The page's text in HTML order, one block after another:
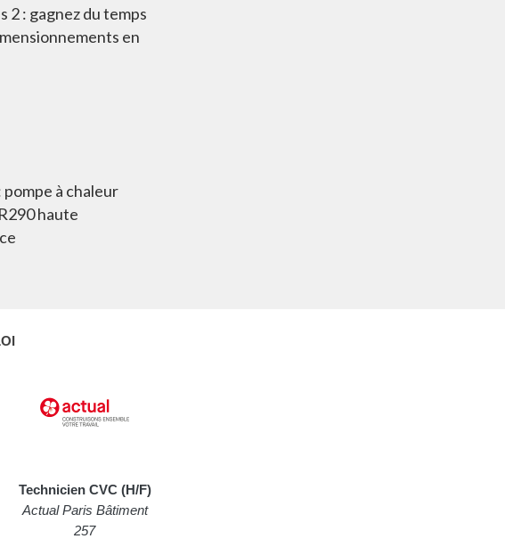
2 : gagnez du temps
en
pompe à chaleur
haute
Technicien CVC (H/F)
Actual Paris Bâtiment
257